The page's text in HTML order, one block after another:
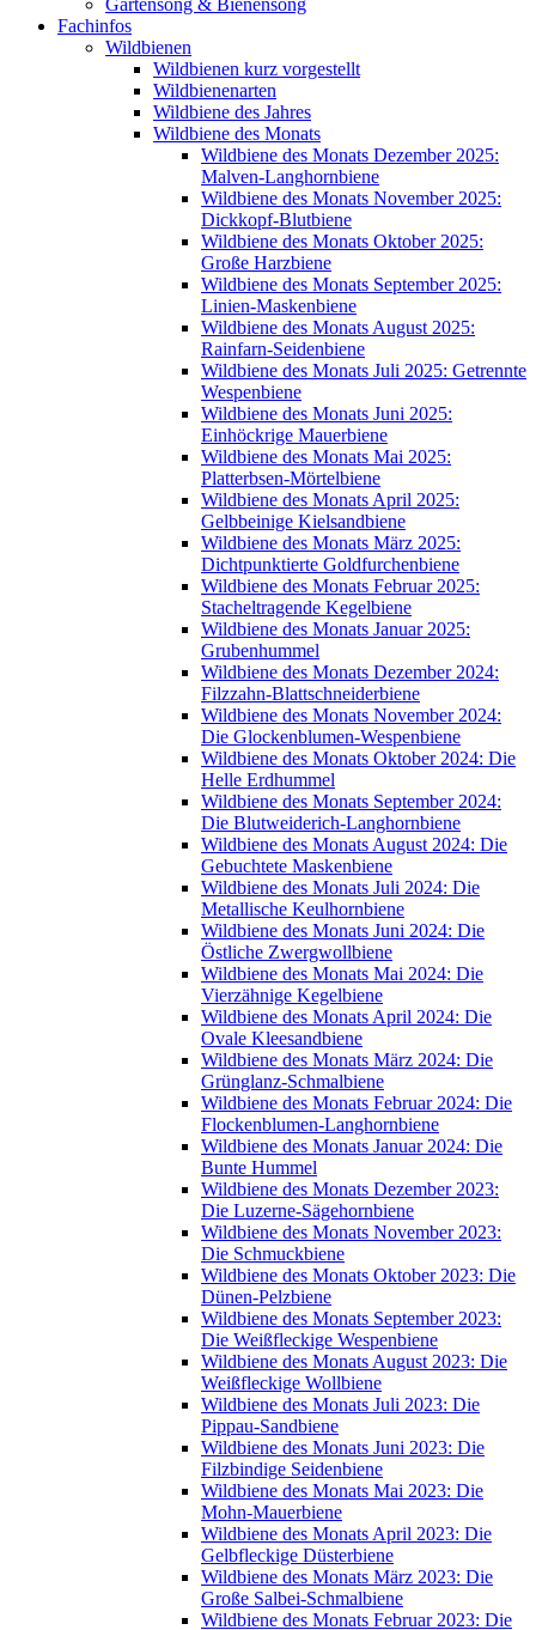
Gartensong & Bienensong
Fachinfos
Wildbienen
Wildbienen kurz vorgestellt
Wildbienenarten
Wildbiene des Jahres
Wildbiene des Monats
Wildbiene des Monats Dezember 2025:
Malven-Langhornbiene
Wildbiene des Monats November 2025:
Dickkopf-Blutbiene
Wildbiene des Monats Oktober 2025:
Große Harzbiene
Wildbiene des Monats September 2025:
Linien-Maskenbiene
Wildbiene des Monats August 2025:
Rainfarn-Seidenbiene
Wildbiene des Monats Juli 2025: Getrennte
Wespenbiene
Wildbiene des Monats Juni 2025:
Einhöckrige Mauerbiene
Wildbiene des Monats Mai 2025:
Platterbsen-Mörtelbiene
Wildbiene des Monats April 2025:
Gelbbeinige Kielsandbiene
Wildbiene des Monats März 2025:
Dichtpunktierte Goldfurchenbiene
Wildbiene des Monats Februar 2025:
Stacheltragende Kegelbiene
Wildbiene des Monats Januar 2025:
Grubenhummel
Wildbiene des Monats Dezember 2024:
Filzzahn-Blattschneiderbiene
Wildbiene des Monats November 2024:
Die Glockenblumen-Wespenbiene
Wildbiene des Monats Oktober 2024: Die
Helle Erdhummel
Wildbiene des Monats September 2024:
Die Blutweiderich-Langhornbiene
Wildbiene des Monats August 2024: Die
Gebuchtete Maskenbiene
Wildbiene des Monats Juli 2024: Die
Metallische Keulhornbiene
Wildbiene des Monats Juni 2024: Die
Östliche Zwergwollbiene
Wildbiene des Monats Mai 2024: Die
Vierzähnige Kegelbiene
Wildbiene des Monats April 2024: Die
Ovale Kleesandbiene
Wildbiene des Monats März 2024: Die
Grünglanz-Schmalbiene
Wildbiene des Monats Februar 2024: Die
Flockenblumen-Langhornbiene
Wildbiene des Monats Januar 2024: Die
Bunte Hummel
Wildbiene des Monats Dezember 2023:
Die Luzerne-Sägehornbiene
Wildbiene des Monats November 2023:
Die Schmuckbiene
Wildbiene des Monats Oktober 2023: Die
Dünen-Pelzbiene
Wildbiene des Monats September 2023:
Die Weißfleckige Wespenbiene
Wildbiene des Monats August 2023: Die
Weißfleckige Wollbiene
Wildbiene des Monats Juli 2023: Die
Pippau-Sandbiene
Wildbiene des Monats Juni 2023: Die
Filzbindige Seidenbiene
Wildbiene des Monats Mai 2023: Die
Mohn-Mauerbiene
Wildbiene des Monats April 2023: Die
Gelbfleckige Düsterbiene
Wildbiene des Monats März 2023: Die
Große Salbei-Schmalbiene
Wildbiene des Monats Februar 2023: Die